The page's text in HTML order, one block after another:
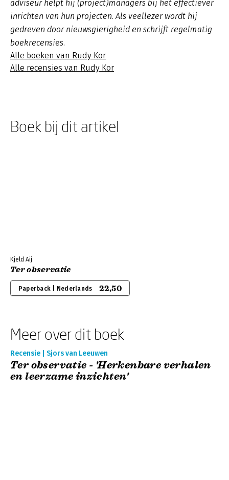
adviseur helpt hij (project)managers bij het effectiever
inrichten van hun projecten. Als veellezer wordt hij
gedreven door nieuwsgierigheid en schrijft regelmatig
boekrecensies.
Alle boeken van Rudy Kor
Alle recensies van Rudy Kor
Boek bij dit artikel
Kjeld Aij
Ter observatie
Paperback | Nederlands 22,50
Meer over dit boek
Recensie | Sjors van Leeuwen
Ter observatie - 'Herkenbare verhalen
en leerzame inzichten'